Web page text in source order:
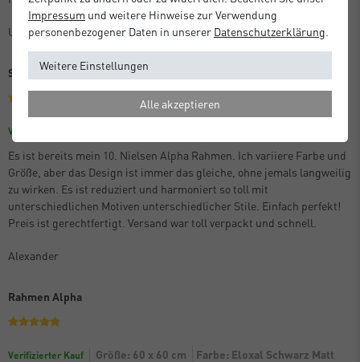
Unbekannt
Schon der 10. Alpha
Verifizierter Kauf
Es ist bereits mein 10. Nielsen Alpha Rahmen. Ich variiere Farbe und
Größe, aber das Design ist immer das gleiche, ohne jemals langweilig
zu wirken. Es ist reduziert und harmoniert so toll mit
unterschiedlichen Motiven unterschiedlicher Stile. Einfach perfekt!
Preis ist gerechtfertigt. Versand war toll verpackt und schnell.
Alexander
Rahmen Alpha
Verifizierter Kauf Größe: 60 x 60 cm
Farbe: Eloxal Schwarz Matt
Impressum und weitere Hinweise zur Verwendung
personenbezogener Daten in unserer Daten­schutz­erklärung
Weitere Einstellungen
Alle akzeptieren